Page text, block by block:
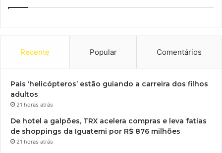
Recente Popular Comentários
Pais ‘helicópteros’ estão guiando a carreira dos filhos
adultos
21 horas atrás
De hotel a galpões, TRX acelera compras e leva fatias
de shoppings da Iguatemi por R$ 876 milhões
21 horas atrás